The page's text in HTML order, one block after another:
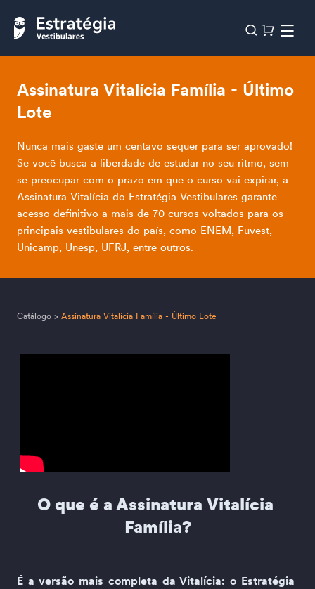
Assinatura Vitalícia Família - Último
Lote
Nunca mais gaste um centavo sequer para ser aprovado!
Se você busca a liberdade de estudar no seu ritmo, sem
se preocupar com o prazo em que o curso vai expirar, a
Assinatura Vitalícia do Estratégia Vestibulares garante
acesso definitivo a mais de 70 cursos voltados para os
principais vestibulares do país, como ENEM, Fuvest,
Unicamp, Unesp, UFRJ, entre outros.
Catálogo > Assinatura Vitalícia Família - Último Lote
O que é a Assinatura Vitalícia
Família?
É a versão mais completa da Vitalícia: o Estratégia